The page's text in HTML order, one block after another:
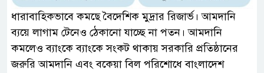
ধারাবাহিকভাবে কমছে বৈদেশিক মুদ্রার রিজার্ভ। আমদানি
ব্যয়ে লাগাম টেনেও ঠেকানো যাচ্ছে না পতন। আমদানি
কমলেও ব্যাংকে ব্যাংকে সংকট থাকায় সরকারি প্রতিষ্ঠানের
জরুরি আমদানি এবং বকেয়া বিল পরিশোধে বাংলাদেশ